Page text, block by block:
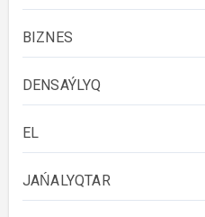
BIZNES
DENSAÝLYQ
EL
JAŃALYQTAR